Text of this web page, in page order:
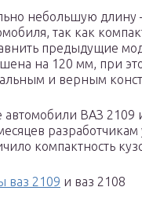
небольшую длину
так как
предыдущие
на 120 мм, при
и верным
ВАЗ 2109
компактность
ваз 2109 и ваз 2108